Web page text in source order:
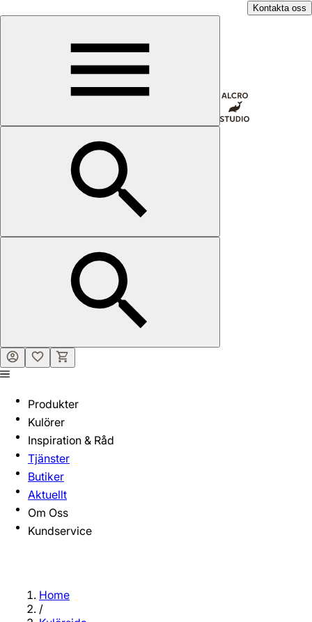
Kontakta oss
Produkter
Kulörer
Inspiration & Råd
Tjänster
Butiker
Aktuellt
Om Oss
Kundservice
Home
/